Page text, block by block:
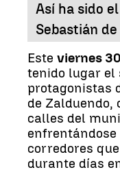
Así ha sido
Sebastián
Este viernes 30
tenido lugar el
protagonistas
de Zalduendo,
calles del
corredores
durante días